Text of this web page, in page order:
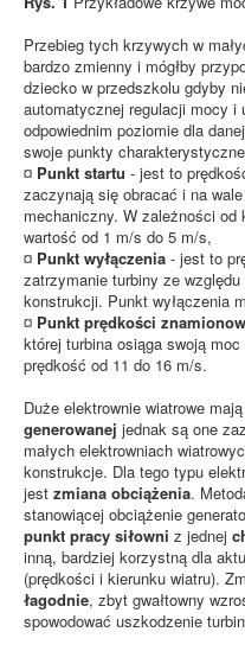
Przebieg tych krzywych w
bardzo zmienny i mógłby
dziecko w przedszkolu gdyby
automatycznej regulacji mocy i
odpowiednim poziomie dla
swoje punkty
¤ Punkt startu - jest to
zaczynają się obracać i na
mechaniczny. W zależności
wartość od 1 m/s do 5 m/s,
¤ Punkt wyłączenia - jest to
zatrzymanie turbiny ze
konstrukcji. Punkt wyłączenia
¤ Punkt prędkości
której turbina osiąga swoją
prędkość od 11 do 16 m/s.
Duże elektrownie wiatrowe
generowanej jednak są one
małych elektrowniach
konstrukcje. Dla tego typu
jest zmiana obciążenia.
stanowiącej obciążenie
punkt pracy siłowni z jednej
inną, bardziej korzystną dla
(prędkości i kierunku wiatru).
łagodnie, zbyt gwałtowny
spowodować uszkodzenie